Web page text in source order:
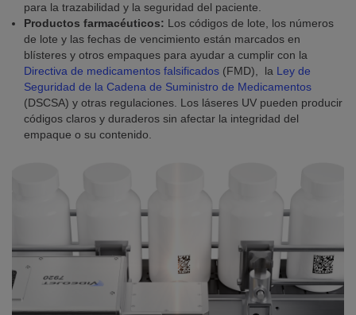
para la trazabilidad y la seguridad del paciente.
Productos farmacéuticos: Los códigos de lote, los números
de lote y las fechas de vencimiento están marcados en
blísteres y otros empaques para ayudar a cumplir con la
Directiva de medicamentos falsificados (FMD), la Ley de
Seguridad de la Cadena de Suministro de Medicamentos
(DSCSA) y otras regulaciones. Los láseres UV pueden producir
códigos claros y duraderos sin afectar la integridad del
empaque o su contenido.